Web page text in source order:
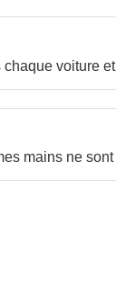
voiture
mains ne